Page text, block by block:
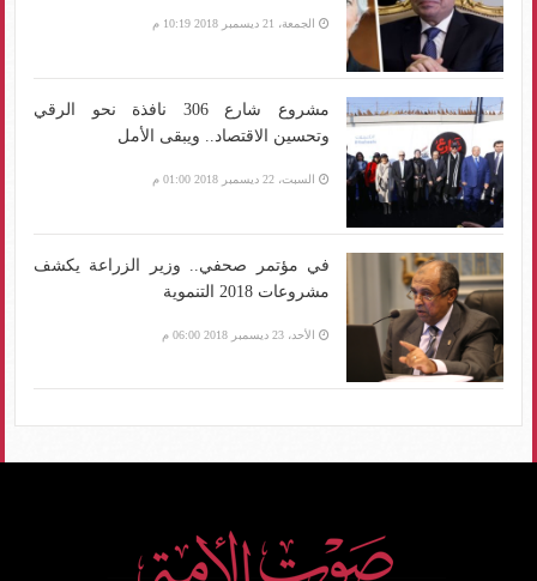
الجمعة، 21 ديسمبر 2018 10:19 م
مشروع شارع 306 نافذة نحو الرقي
وتحسين الاقتصاد.. ويبقى الأمل
السبت، 22 ديسمبر 2018 01:00 م
في مؤتمر صحفي.. وزير الزراعة يكشف
مشروعات 2018 التنموية
الأحد، 23 ديسمبر 2018 06:00 م